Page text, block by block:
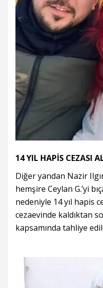
14 YIL HAPİS CEZASI
Diğer yandan Nazir
hemşire Ceylan G.’yi
nedeniyle 14 yıl hapis
cezaevinde kaldıktan
kapsamında tahliye